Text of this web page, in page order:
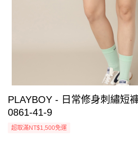
PLAYBOY - 日常修身刺繡短
0861-41-9
超取滿NT$1,500免運